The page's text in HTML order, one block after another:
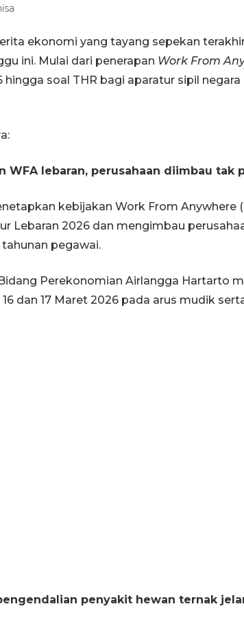
ekonomi yang tayang sepekan
ini. Mulai dari penerapan Work From
soal THR bagi aparatur sipil negara
WFA lebaran, perusahaan diimbau tak
kebijakan Work From Anywhere
Lebaran 2026 dan mengimbau
pegawai.
Perekonomian Airlangga Hartarto
dan 17 Maret 2026 pada arus mudik
penyakit hewan ternak